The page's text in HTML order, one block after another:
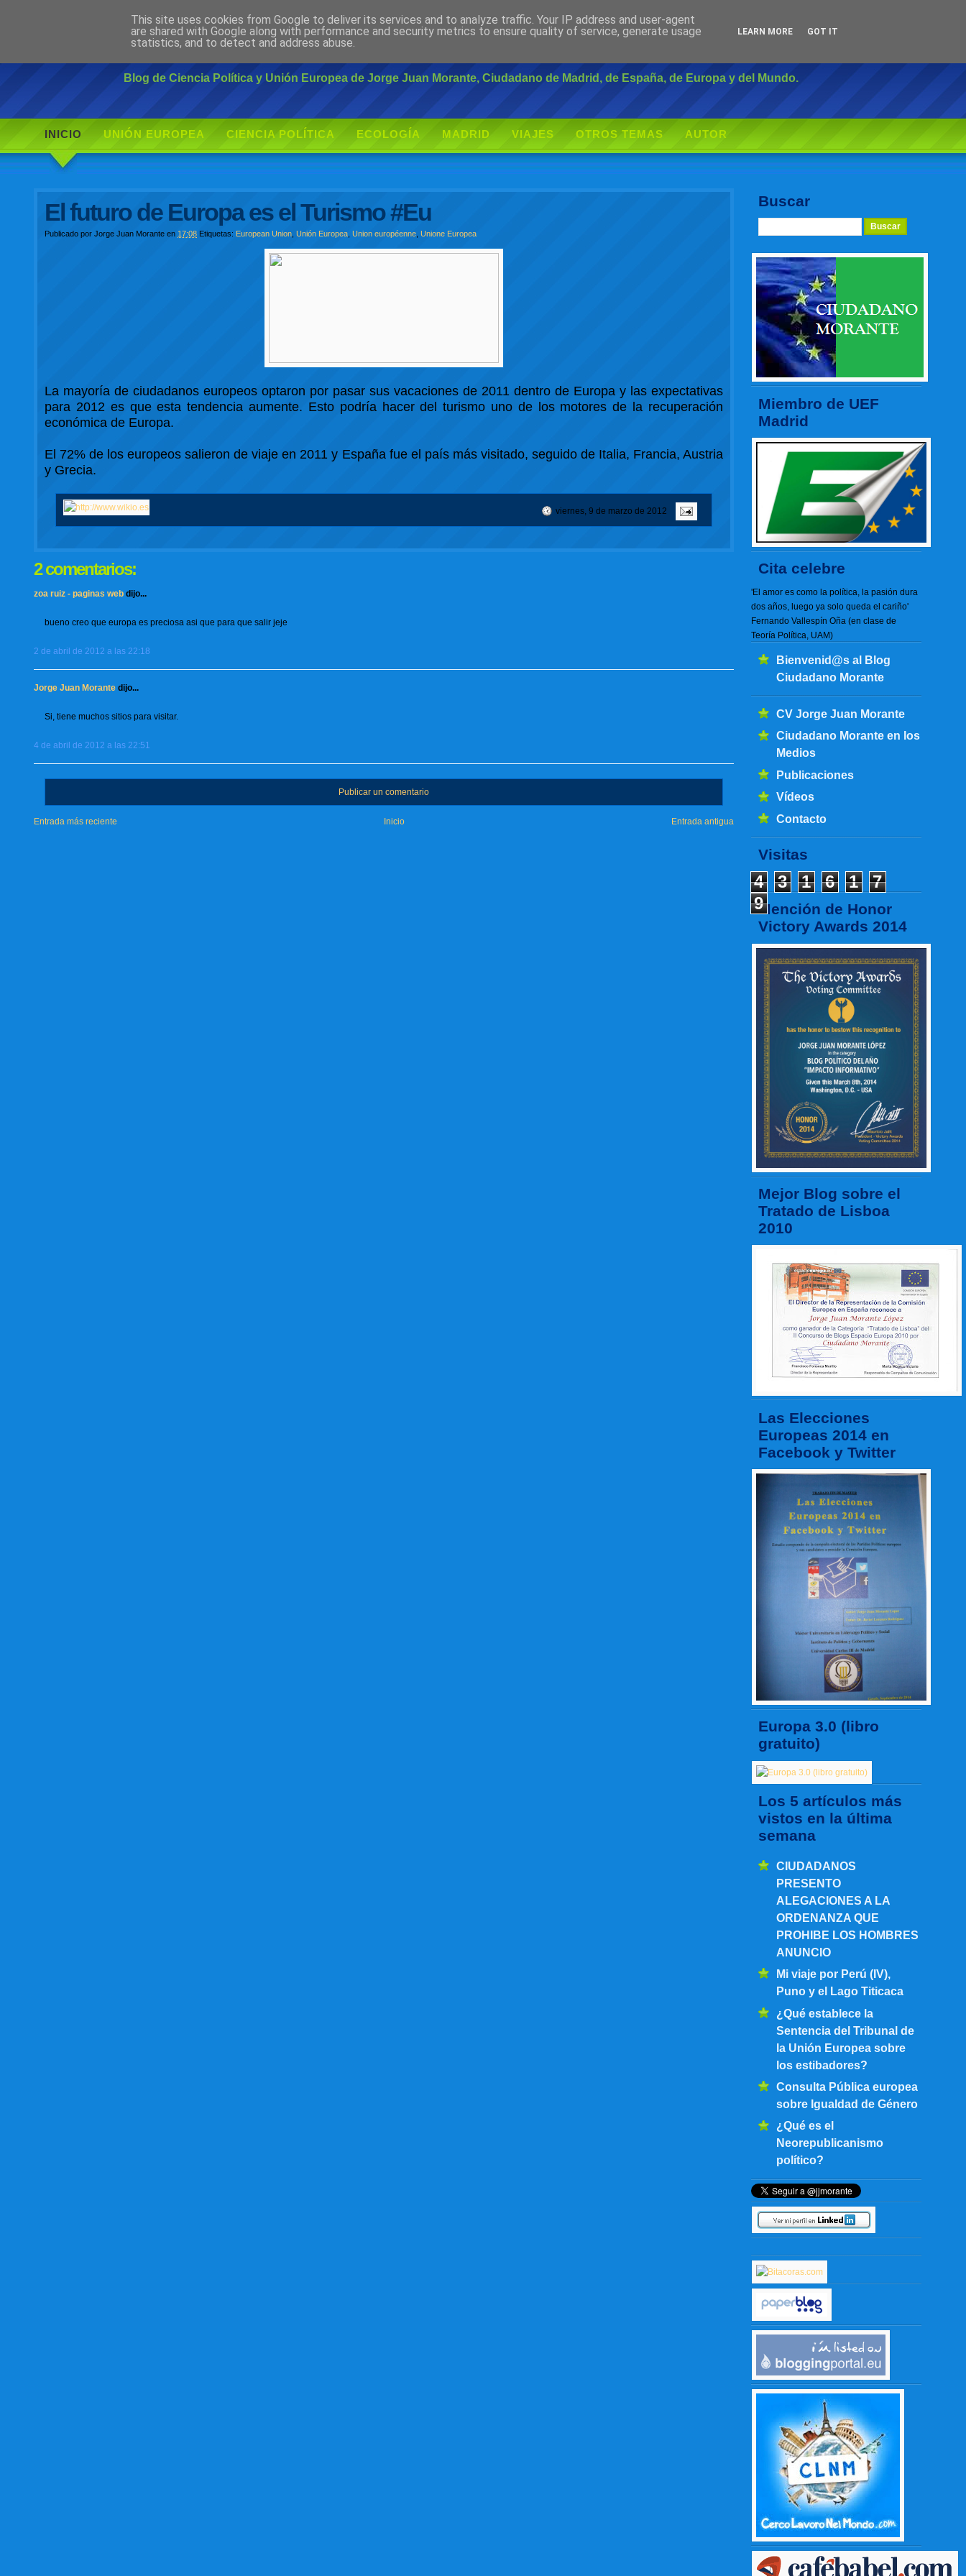
Ciudadano Morante
Blog de Ciencia Política y Unión Europea de Jorge Juan Morante, Ciudadano de Madrid, de España, de Europa y del Mundo.
INICIO UNIÓN EUROPEA CIENCIA POLÍTICA ECOLOGÍA MADRID VIAJES OTROS TEMAS AUTOR
Buscar
Miembro de UEF
Madrid
Cita celebre
'El amor es como la política, la pasión dura
dos años, luego ya solo queda el cariño'
Fernando Vallespín Oña (en clase de
Teoría Política, UAM)
Bienvenid@s al Blog
Ciudadano Morante
CV Jorge Juan Morante
Ciudadano Morante en los
Medios
Publicaciones
Vídeos
Contacto
Visitas
4 3 1 6 1
7
9Mención de Honor
Victory Awards 2014
Mejor Blog sobre el
Tratado de Lisboa
2010
Las Elecciones
Europeas 2014 en
Facebook y Twitter
Europa 3.0 (libro
gratuito)
Los 5 artículos más
vistos en la última
semana
CIUDADANOS
PRESENTO
ALEGACIONES A LA
ORDENANZA QUE
PROHIBE LOS HOMBRES
ANUNCIO
Mi viaje por Perú (IV),
Puno y el Lago Titicaca
¿Qué establece la
Sentencia del Tribunal de
la Unión Europea sobre
los estibadores?
Consulta Pública europea
sobre Igualdad de Género
¿Qué es el
Neorepublicanismo
político?
El futuro de Europa es el Turismo #Eu
Publicado porJorge Juan Morante en 17:08 Etiquetas: European Union ,Unión Europea ,Union européenne ,Unione Europea
La mayoría de ciudadanos europeos optaron por pasar sus vacaciones de 2011 dentro de Europa y las expectativas
para 2012 es que esta tendencia aumente. Esto podría hacer del turismo uno de los motores de la recuperación
económica de Europa.
El 72% de los europeos salieron de viaje en 2011 y España fue el país más visitado, seguido de Italia, Francia, Austria
y Grecia.
viernes, 9 de marzo de 2012
2 comentarios:
zoa ruiz - paginas web dijo...
bueno creo que europa es preciosa asi que para que salir jeje
2 de abril de 2012 a las 22:18
Jorge Juan Morante dijo...
Si, tiene muchos sitios para visitar.
4 de abril de 2012 a las 22:51
Publicar un comentario
Entrada más reciente Entrada antigua
Inicio
This site uses cookies from Google to deliver its services and to analyze traffic. Your IP address and user-agent
are shared with Google along with performance and security metrics to ensure quality of service, generate usage
statistics, and to detect and address abuse.
LEARN MORE GOT IT